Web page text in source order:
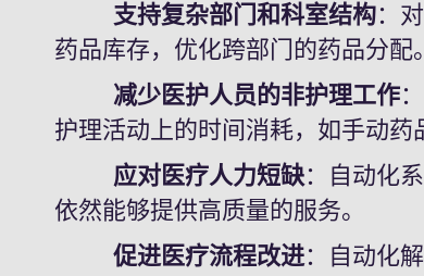
支持复杂部门和科室结构：
药品库存，优化跨部门的药品分配。
减少医护人员的非护理工作
护理活动上的时间消耗，如手动药
应对医疗人力短缺：自动化
依然能够提供高质量的服务。
促进医疗流程改进：自动化